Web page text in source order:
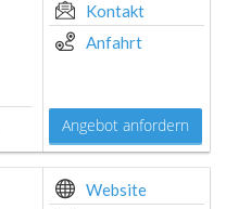
Kontakt
Anfahrt
Angebot anfordern
Website